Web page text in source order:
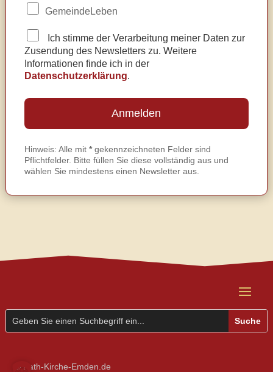
GemeindeLeben
Ich stimme der Verarbeitung meiner Daten zur
Zusendung des Newsletters zu. Weitere
Informationen finde ich in der
Datenschutzerklärung.
Hinweis: Alle mit *gekennzeichneten Felder sind
Pflichtfelder. Bitte füllen Sie diese vollständig aus und
wählen Sie mindestens einen Newsletter aus.
© Kath-Kirche-Emden.de